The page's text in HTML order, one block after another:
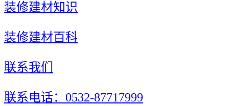
装修建材知识
装修建材百科
联系我们
联系电话：0532-87717999